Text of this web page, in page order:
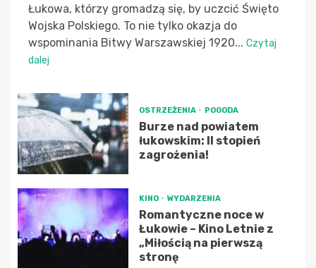
Łukowa, którzy gromadzą się, by uczcić Święto
Wojska Polskiego. To nie tylko okazja do
wspominania Bitwy Warszawskiej 1920... Czytaj
dalej
OSTRZEŻENIA POGODA
Burze nad powiatem
łukowskim: II stopień
zagrożenia!
KINO WYDARZENIA
Romantyczne noce w
Łukowie – Kino Letnie z
„Miłością na pierwszą
stronę